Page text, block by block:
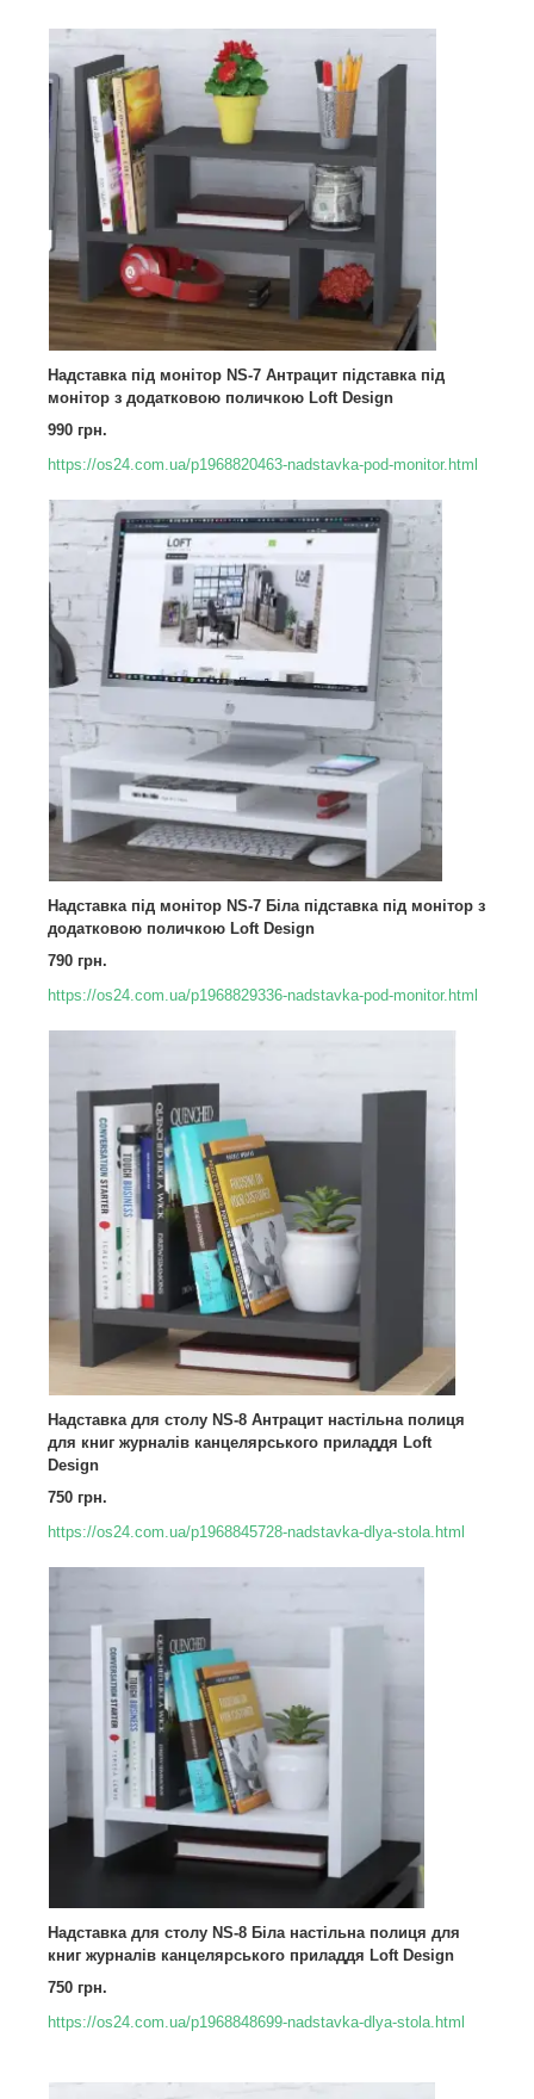
Надставка під монітор NS-7 Антрацит підставка під
монітор з додатковою поличкою Loft Design
990 грн.
https://os24.com.ua/p1968820463-nadstavka-pod-monitor.html
Надставка під монітор NS-7 Біла підставка під монітор з
додатковою поличкою Loft Design
790 грн.
https://os24.com.ua/p1968829336-nadstavka-pod-monitor.html
Надставка для столу NS-8 Антрацит настільна полиця
для книг журналів канцелярського приладдя Loft
Design
750 грн.
https://os24.com.ua/p1968845728-nadstavka-dlya-stola.html
Надставка для столу NS-8 Біла настільна полиця для
книг журналів канцелярського приладдя Loft Design
750 грн.
https://os24.com.ua/p1968848699-nadstavka-dlya-stola.html